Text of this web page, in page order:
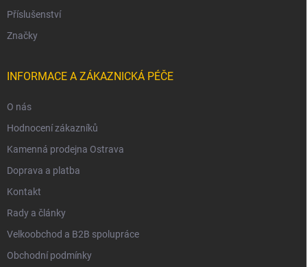
Příslušenství
Značky
INFORMACE A ZÁKAZNICKÁ PÉČE
O nás
Hodnocení zákazníků
Kamenná prodejna Ostrava
Doprava a platba
Kontakt
Rady a články
Velkoobchod a B2B spolupráce
Obchodní podmínky